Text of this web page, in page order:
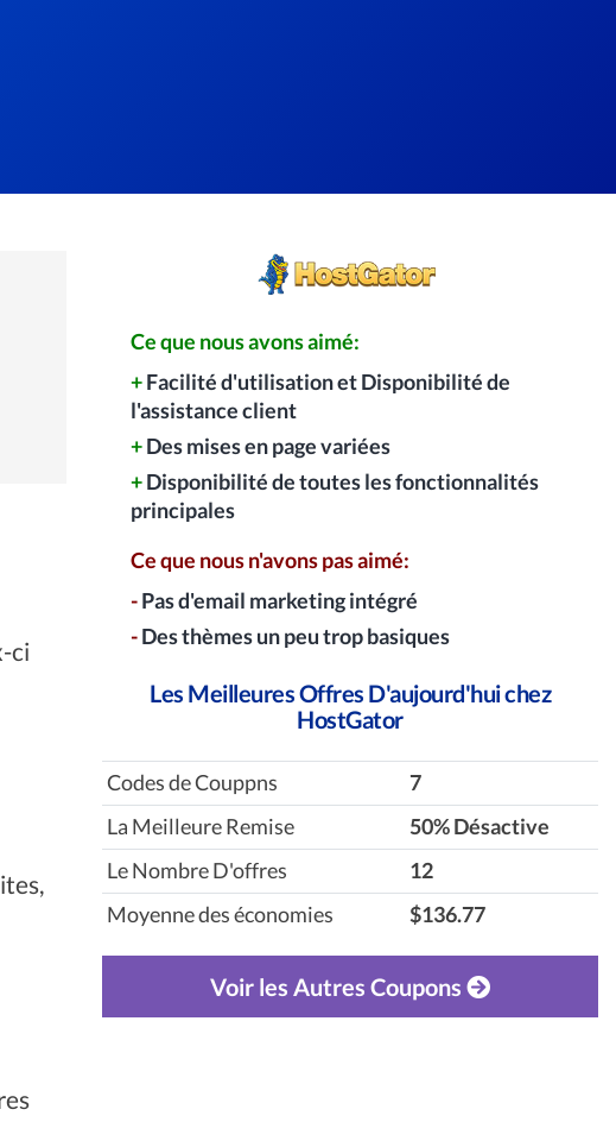
ci
Ce que nous avons aimé:
+Facilité d'utilisation et Disponibilité de
l'assistance client
+Des mises en page variées
+Disponibilité de toutes les fonctionnalités
principales
Ce que nous n'avons pas aimé:
-Pas d'email marketing intégré
-Des thèmes un peu trop basiques
Les Meilleures Offres D'aujourd'hui chez
HostGator
Codes de Couppns
7
La Meilleure Remise
‎50% Désactive
Le Nombre D'offres
12
Moyenne des économies
$136.77
Voir les Autres Coupons